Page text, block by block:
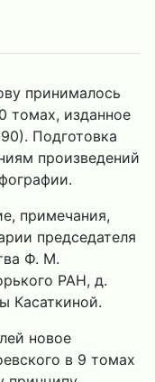
принималось
томах, изданное
Подготовка
произведений
примечания,
председателя
Ф. М.
РАН, д.
Касаткиной.
новое
в 9 томах